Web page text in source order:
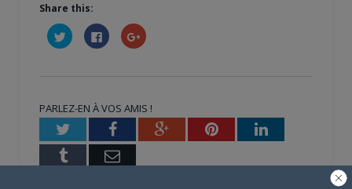
Share this:
Cliquez
pour
partager
fenêtre)
Cliquez
pour
partager
fenêtre)
Cliquez
pour
nouvelle
fenêtre)
PARLEZ-EN À VOS AMIS !
TwitterFacebookGoogle+PinterestLinkedIn
Tumblr Email